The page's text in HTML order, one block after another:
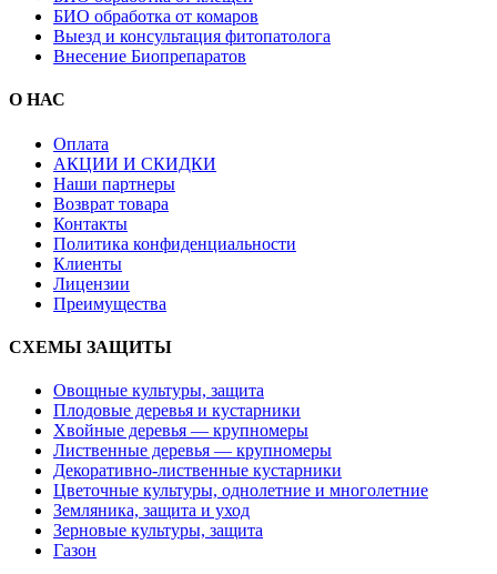
БИО обработка от комаров
Выезд и консультация фитопатолога
Внесение Биопрепаратов
О НАС
Оплата
АКЦИИ И СКИДКИ
Наши партнеры
Возврат товара
Контакты
Политика конфиденциальности
Клиенты
Лицензии
Преимущества
СХЕМЫ ЗАЩИТЫ
Овощные культуры, защита
Плодовые деревья и кустарники
Хвойные деревья — крупномеры
Лиственные деревья — крупномеры
Декоративно-лиственные кустарники
Цветочные культуры, однолетние и многолетние
Земляника, защита и уход
Зерновые культуры, защита
Газон